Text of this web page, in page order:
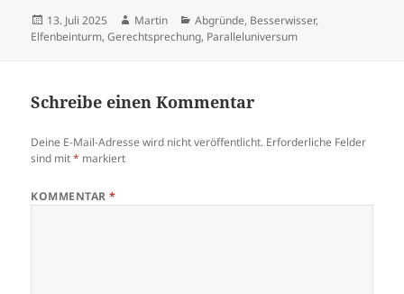
Veröffentlicht
am
13. Juli 2025 Autor
Martin Kategorien
Abgründe, Besserwisser,
Elfenbeinturm,Gerechtsprechung, Paralleluniversum
Schreibe einen Kommentar
Deine E-Mail-Adresse wird nicht veröffentlicht. Erforderliche Felder
sind mit* markiert
KOMMENTAR*